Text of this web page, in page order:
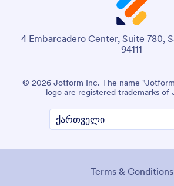
4 Embarcadero Center, Suite 780,
94111
© 2026 Jotform Inc. The name
logo are registered trademarks of
წესები და პირობები